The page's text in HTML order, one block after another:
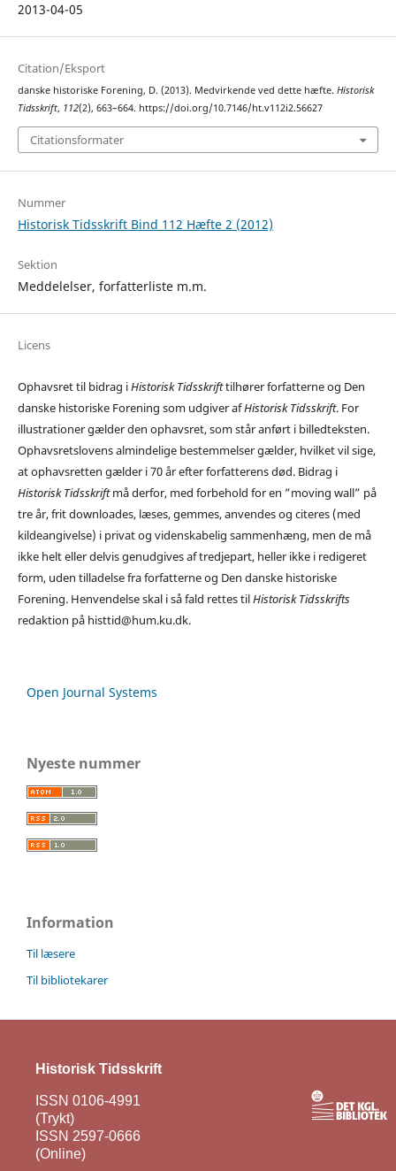
2013-04-05
Citation/Eksport
danske historiske Forening, D. (2013). Medvirkende ved dette hæfte. Historisk
Tidsskrift, 112(2), 663–664. https://doi.org/10.7146/ht.v112i2.56627
Citationsformater
Nummer
Historisk Tidsskrift Bind 112 Hæfte 2 (2012)
Sektion
Meddelelser, forfatterliste m.m.
Licens
Ophavsret til bidrag iHistorisk Tidsskrifttilhører forfatterne og Den
danske historiske Forening som udgiver afHistorisk Tidsskrift. For
illustrationer gælder den ophavsret, som står anført i billedteksten.
Ophavsretslovens almindelige bestemmelser gælder, hvilket vil sige,
at ophavsretten gælder i 70 år efter forfatterens død. Bidrag i
Historisk Tidsskriftmå derfor, med forbehold for en ”moving wall” på
tre år, frit downloades, læses, gemmes, anvendes og citeres (med
kildeangivelse) i privat og videnskabelig sammenhæng, men de må
ikke helt eller delvis genudgives af tredjepart, heller ikke i redigeret
form, uden tilladelse fra forfatterne og Den danske historiske
Forening. Henvendelse skal i så fald rettes tilHistorisk Tidsskrifts
redaktion på histtid@hum.ku.dk.
Open Journal Systems
Nyeste nummer
Information
Til læsere
Til bibliotekarer
Historisk Tidsskrift
ISSN 0106-4991
(Trykt)
ISSN 2597-0666
(Online)